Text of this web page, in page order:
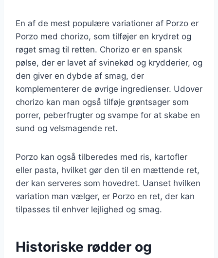
En af de mest populære variationer af Porzo er
Porzo med chorizo, som tilføjer en krydret og
røget smag til retten. Chorizo er en spansk
pølse, der er lavet af svinekød og krydderier, og
den giver en dybde af smag, der
komplementerer de øvrige ingredienser. Udover
chorizo kan man også tilføje grøntsager som
porrer, peberfrugter og svampe for at skabe en
sund og velsmagende ret.
Porzo kan også tilberedes med ris, kartofler
eller pasta, hvilket gør den til en mættende ret,
der kan serveres som hovedret. Uanset hvilken
variation man vælger, er Porzo en ret, der kan
tilpasses til enhver lejlighed og smag.
Historiske rødder og